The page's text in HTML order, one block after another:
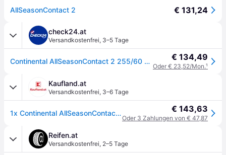
AllSeasonContact 2 € 131,24
check24.at
Versandkostenfrei, 3–5 Tage
Continental AllSeasonContact 2 255/60 R18 112 V, Ganzjahresreifen € 134,49
Oder € 23,52/Mon.¹
Kaufland.at
Versandkostenfrei, 3–6 Tage
1x Continental AllSeasonContact™ 2 XL M+S 3PMSF TL Ganzjahresreifen 255/60 R18 112V 3PMSF Allwetterreifen Reifen € 143,63
Oder 3 Zahlungen von € 47,87
Reifen.at
Versandkostenfrei, 2–5 Tage